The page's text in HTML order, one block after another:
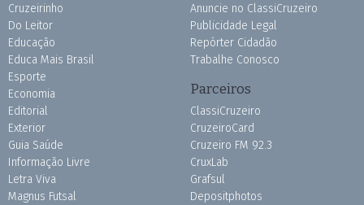
Cruzeirinho
Do Leitor
Educação
Educa Mais Brasil
Esporte
Economia
Editorial
Exterior
Guia Saúde
Informação Livre
Letra Viva
Magnus Futsal
Anuncie no ClassiCruzeiro
Publicidade Legal
Repórter Cidadão
Trabalhe Conosco
Parceiros
ClassiCruzeiro
CruzeiroCard
Cruzeiro FM 92.3
CruxLab
Grafsul
Depositphotos